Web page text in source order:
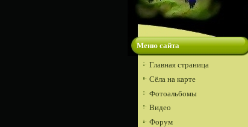
Меню сайта
Главная страница
Сёла на карте
Фотоальбомы
Видео
Форум